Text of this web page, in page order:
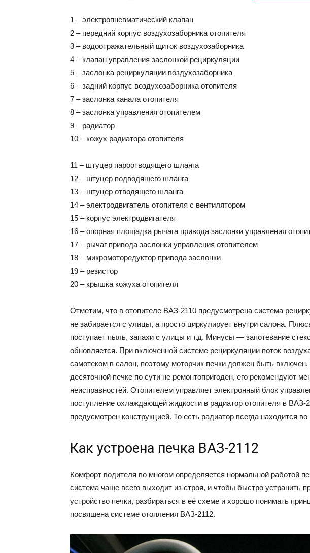
1 – электропневматический клапан
2 – передний корпус воздухозаборника отопителя
3 – водоотражательный щиток воздухозаборника
4 – клапан управления заслонкой рециркуляции
5 – заслонка рециркуляции воздухозаборника
6 – задний корпус воздухозаборника отопителя
7 – заслонка канала отопителя
8 – заслонка управления отопителем
9 – радиатор
10 – кожух радиатора отопителя
11 – штуцер пароотводящего шланга
12 – штуцер подводящего шланга
13 – штуцер отводящего шланга
14 – электродвигатель отопителя с вентилятором
15 – корпус электродвигателя
16 – опорная площадка рычага привода заслонки управления
17 – рычаг привода заслонки управления отопителем
18 – микромоторедуктор привода заслонки
19 – резистор
20 – крышка кожуха отопителя
Отметим, что в отопителе ВАЗ-2110 предусмотрена система
не забирается с улицы, а просто циркулирует внутри салона.
поступает пыль, запахи с улицы и т.д. Минусы — запотевание
обновляется. При включенной системе рециркуляции поток
самотеком в салон, поэтому моторчик печки должен быть включен.
десяточной печке по сути не ремонтопригоден, его рекомендуют
неисправностей. Отопителем управляет электронный блок
поступление охлаждающей жидкости в радиатор отопителя в ВАЗ-
предусмотрен конструкцией. То есть радиатор всегда находится
Как устроена печка ВАЗ-2112
Комфорт водителя во многом определяется нормальной работой
система чаще всего выходит из строя, и чтобы быстро устранить
устройство печки, разбираться в её схеме и хорошо понимать
посвящена системе отопления ВАЗ-2112.